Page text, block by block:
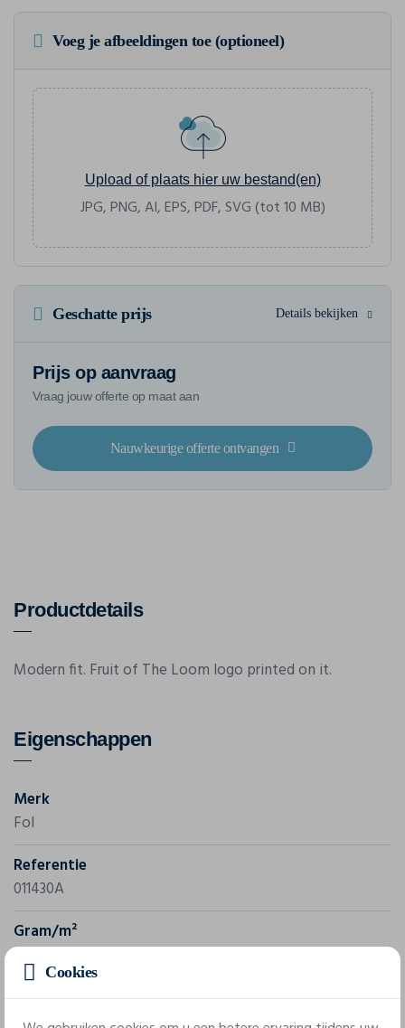
Voeg je afbeeldingen toe (optioneel)
Upload of plaats hier uw bestand(en)
JPG, PNG, AI, EPS, PDF, SVG (tot 10 MB)
Geschatte prijs Details bekijken
Prijs op aanvraag
Vraag jouw offerte op maat aan
Nauwkeurige offerte ontvangen
Productdetails
Modern fit. Fruit of The Loom logo printed on it.
Eigenschappen
Merk
Fol
Referentie
011430A
Gram/m²
150 g/m²
Cookies